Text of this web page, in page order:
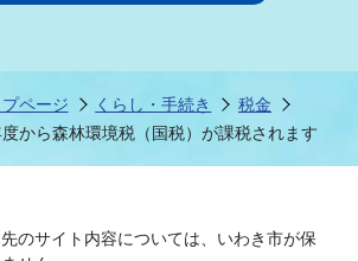
プページ くらし・手続き
税金
から森林環境税（国税）が課税されます
のサイト内容については、いわき市が保